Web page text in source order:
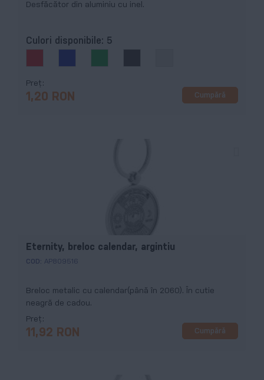
Desfăcător din aluminiu cu inel.
Culori disponibile: 5
Preț
1,20 RON Cumpără
Eternity, breloc calendar, argintiu
COD: AP809516
Breloc metalic cu calendar(până în 2060). În cutie
neagră de cadou.
Preț
11,92 RON Cumpără